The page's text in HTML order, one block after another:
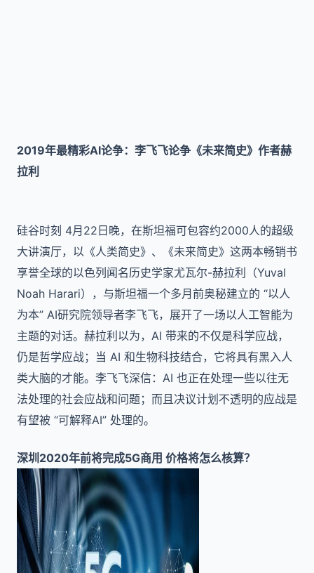
2019年最精彩AI论争：李飞飞论争《未来简史》作者赫
拉利
硅谷时刻 4月22日晚，在斯坦福可包容约2000人的超级
大讲演厅，以《人类简史》、《未来简史》这两本畅销书
享誉全球的以色列闻名历史学家尤瓦尔-赫拉利（Yuval
Noah Harari），与斯坦福一个多月前奥秘建立的 “以人
为本” AI研究院领导者李飞飞，展开了一场以人工智能为
主题的对话。赫拉利以为，AI 带来的不仅是科学应战，
仍是哲学应战；当 AI 和生物科技结合，它将具有黑入人
类大脑的才能。李飞飞深信：AI 也正在处理一些以往无
法处理的社会应战和问题；而且决议计划不透明的应战是
有望被 “可解释AI” 处理的。
深圳2020年前将完成5G商用 价格将怎么核算？